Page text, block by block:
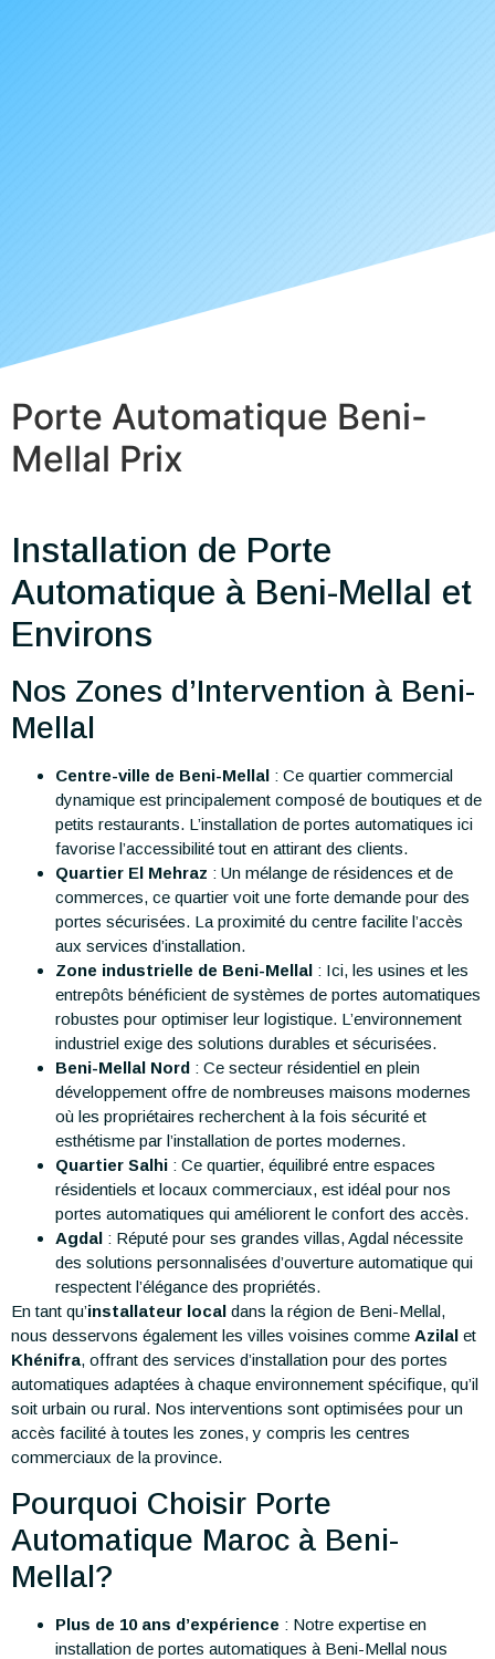
Porte Automatique Beni-
Mellal Prix
Installation de Porte
Automatique à Beni-Mellal et
Environs
Nos Zones d’Intervention à Beni-
Mellal
Centre-ville de Beni-Mellal : Ce quartier commercial
dynamique est principalement composé de boutiques et de
petits restaurants. L’installation de portes automatiques ici
favorise l’accessibilité tout en attirant des clients.
Quartier El Mehraz : Un mélange de résidences et de
commerces, ce quartier voit une forte demande pour des
portes sécurisées. La proximité du centre facilite l’accès
aux services d’installation.
Zone industrielle de Beni-Mellal : Ici, les usines et les
entrepôts bénéficient de systèmes de portes automatiques
robustes pour optimiser leur logistique. L’environnement
industriel exige des solutions durables et sécurisées.
Beni-Mellal Nord : Ce secteur résidentiel en plein
développement offre de nombreuses maisons modernes
où les propriétaires recherchent à la fois sécurité et
esthétisme par l’installation de portes modernes.
Quartier Salhi : Ce quartier, équilibré entre espaces
résidentiels et locaux commerciaux, est idéal pour nos
portes automatiques qui améliorent le confort des accès.
Agdal : Réputé pour ses grandes villas, Agdal nécessite
des solutions personnalisées d’ouverture automatique qui
respectent l’élégance des propriétés.
En tant qu’installateur local dans la région de Beni-Mellal,
nous desservons également les villes voisines comme Azilal et
Khénifra, offrant des services d’installation pour des portes
automatiques adaptées à chaque environnement spécifique, qu’il
soit urbain ou rural. Nos interventions sont optimisées pour un
accès facilité à toutes les zones, y compris les centres
commerciaux de la province.
Pourquoi Choisir Porte
Automatique Maroc à Beni-
Mellal?
Plus de 10 ans d’expérience : Notre expertise en
installation de portes automatiques à Beni-Mellal nous